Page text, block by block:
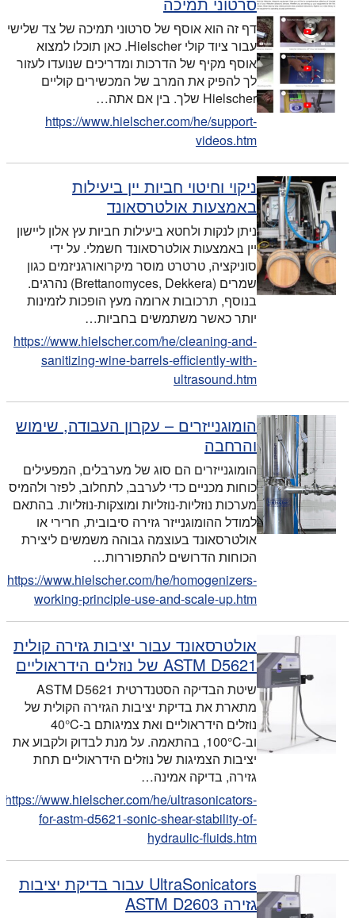
דף זה הוא אוסף של סרטוני תמיכה של צד שלישי
עבור ציוד קולי Hielscher. כאן תוכלו למצוא
אוסף מקיף של הדרכות ומדריכים שנועדו לעזור
לך להפיק את המרב של המכשירים קוליים
Hielscher שלך. בין אם אתה…
https://www.hielscher.com/he/support-
videos.htm
ניקוי וחיטוי חביות יין ביעילות
באמצעות אולטרסאונד
ניתן לנקות ולחטא ביעילות חביות עץ אלון ליישון
יין באמצעות אולטרסאונד חשמלי. על ידי
סוניקציה, טרטרט מוסר מיקרואורגניזמים כגון
שמרים (Brettanomyces, Dekkera) נהרגים.
בנוסף, תרכובות ארומה מעץ הופכות לזמינות
יותר כאשר משתמשים בחביות…
https://www.hielscher.com/he/cleaning-and-
sanitizing-wine-barrels-efficiently-with-
ultrasound.htm
הומוגנייזרים – עקרון העבודה, שימוש
והרחבה
הומוגנייזרים הם סוג של מערבלים, המפעילים
כוחות מכניים כדי לערבב, לתחלוב, לפזר ולהמיס
מערכות נוזליות-נוזליות ומוצקות-נוזליות. בהתאם
למודל ההומוגנייזר גזירה סיבובית, חרירי או
אולטרסאונד בעוצמה גבוהה משמשים ליצירת
הכוחות הדרושים להתפוררות…
https://www.hielscher.com/he/homogenizers-
working-principle-use-and-scale-up.htm
אולטרסאונד עבור יציבות גזירה קולית
ASTM D5621 של נוזלים הידראוליים
שיטת הבדיקה הסטנדרטית ASTM D5621
מתארת את בדיקת יציבות הגזירה הקולית של
נוזלים הידראוליים ואת צמיגותם ב-40°C
וב-100°C, בהתאמה. על מנת לבדוק ולקבוע את
יציבות הצמיגות של נוזלים הידראוליים תחת
גזירה, בדיקה אמינה…
https://www.hielscher.com/he/ultrasonicators-
for-astm-d5621-sonic-shear-stability-of-
hydraulic-fluids.htm
UltraSonicators עבור בדיקת יציבות
גזירה ASTM D2603